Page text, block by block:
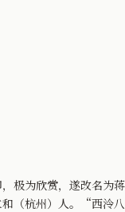
为欣赏，遂改名为蒋
（杭州）人。“西泠八